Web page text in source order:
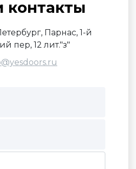
контакты
Парнас, 1-й
пер, 12 лит."з"